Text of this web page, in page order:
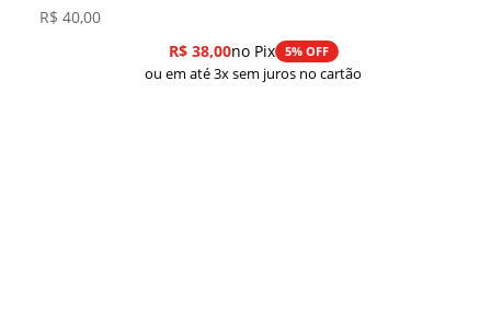
R$ 40,00
R$38,00no Pix 5% OFF
ou em até 3x sem juros no cartão